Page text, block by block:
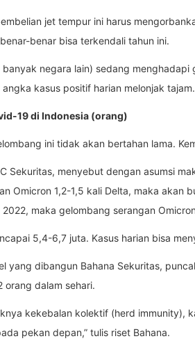
jet tempur ini harus
benar bisa terkendali tahun ini.
negara lain) sedang
kasus positif harian melonjak tajam.
19 di Indonesia (orang)
ini tidak akan bertahan lama.
Sekuritas, menyebut dengan asumsi
Omicron 1,2-1,5 kali Delta, maka
maka gelombang serangan
5,4-6,7 juta. Kasus harian bisa
yang dibangun Bahana Sekuritas,
dalam sehari.
kekebalan kolektif (herd immunity),
pekan depan,” tulis riset Bahana.